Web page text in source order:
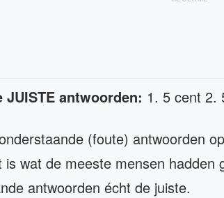
JUISTE antwoorden: 1. 5 cent 2.
(foute) antwoorden
is wat de meeste mensen hadden
antwoorden écht de juiste.